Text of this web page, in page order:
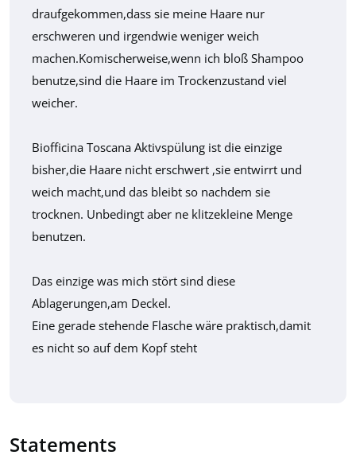
draufgekommen,dass sie meine Haare nur
erschweren und irgendwie weniger weich
machen.Komischerweise,wenn ich bloß Shampoo
benutze,sind die Haare im Trockenzustand viel
weicher.
Biofficina Toscana Aktivspülung ist die einzige
bisher,die Haare nicht erschwert ,sie entwirrt und
weich macht,und das bleibt so nachdem sie
trocknen. Unbedingt aber ne klitzekleine Menge
benutzen.
Das einzige was mich stört sind diese
Ablagerungen,am Deckel.
Eine gerade stehende Flasche wäre praktisch,damit
es nicht so auf dem Kopf steht
Statements